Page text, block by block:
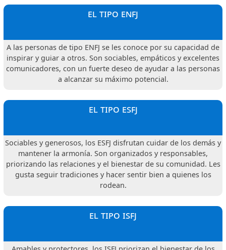
el tipo enfj
A las personas de tipo ENFJ se les conoce por su capacidad de
inspirar y guiar a otros. Son sociables, empáticos y excelentes
comunicadores, con un fuerte deseo de ayudar a las personas
a alcanzar su máximo potencial.
el tipo esfj
Sociables y generosos, los ESFJ disfrutan cuidar de los demás y
mantener la armonía. Son organizados y responsables,
priorizando las relaciones y el bienestar de su comunidad. Les
gusta seguir tradiciones y hacer sentir bien a quienes los
rodean.
el tipo isfj